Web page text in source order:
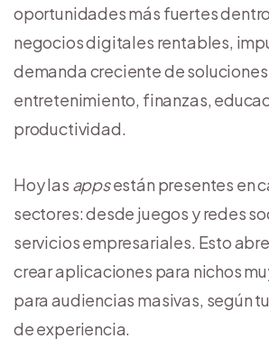
oportunidades más fuertes
negocios digitales rentables,
demanda creciente de
entretenimiento, finanzas,
productividad.
Hoy las appsestán presentes en
sectores: desde juegos y redes
servicios empresariales. Esto
crear aplicaciones para nichos
para audiencias masivas, según
de experiencia.